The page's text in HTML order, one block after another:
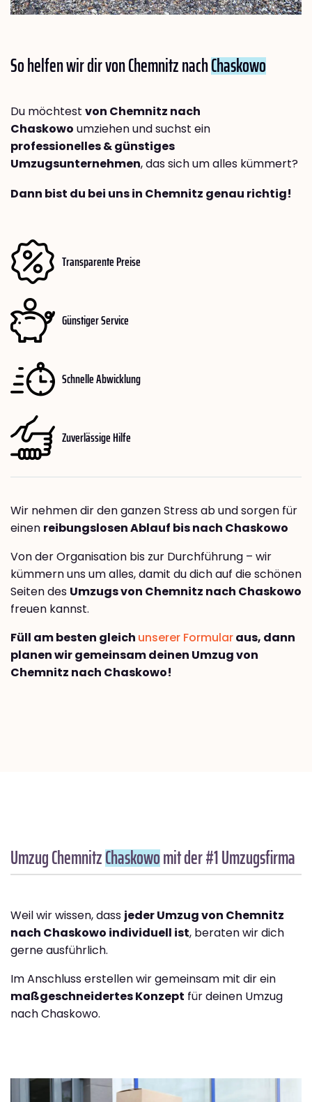
So helfen wir dir von Chemnitz nachChaskowo
Du möchtest von Chemnitz nach
Chaskowo umziehen und suchst ein
professionelles & günstiges
Umzugsunternehmen, das sich um alles kümmert?
Dann bist du bei uns in Chemnitz genau richtig!
Transparente Preise
Günstiger Service
Schnelle Abwicklung
Zuverlässige Hilfe
Wir nehmen dir den ganzen Stress ab und sorgen für
einen reibungslosen Ablauf bis nach Chaskowo
Von der Organisation bis zur Durchführung – wir
kümmern uns um alles, damit du dich auf die schönen
Seiten des Umzugs von Chemnitz nach Chaskowo
freuen kannst.
Füll am besten gleich unserer Formularaus, dann
planen wir gemeinsam deinen Umzug von
Chemnitz nach Chaskowo!
Umzug ChemnitzChaskowomit der #1 Umzugsfirma
Weil wir wissen, dass jeder Umzug von Chemnitz
nach Chaskowo individuell ist, beraten wir dich
gerne ausführlich.
Im Anschluss erstellen wir gemeinsam mit dir ein
maßgeschneidertes Konzept für deinen Umzug
nach Chaskowo.